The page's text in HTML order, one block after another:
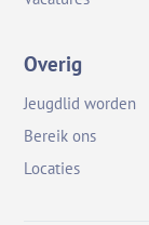
Overig
Jeugdlid worden
Bereik ons
Locaties